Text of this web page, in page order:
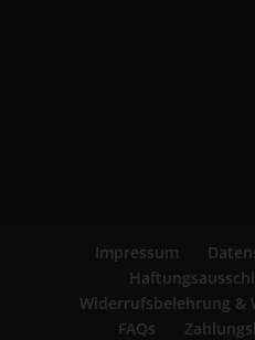
Impressum
Widerrufsbelehrung &
FAQs